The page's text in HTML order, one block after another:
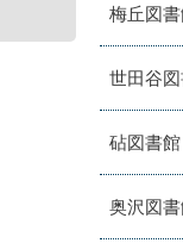
梅丘図
世田谷
砧図書館
奥沢図